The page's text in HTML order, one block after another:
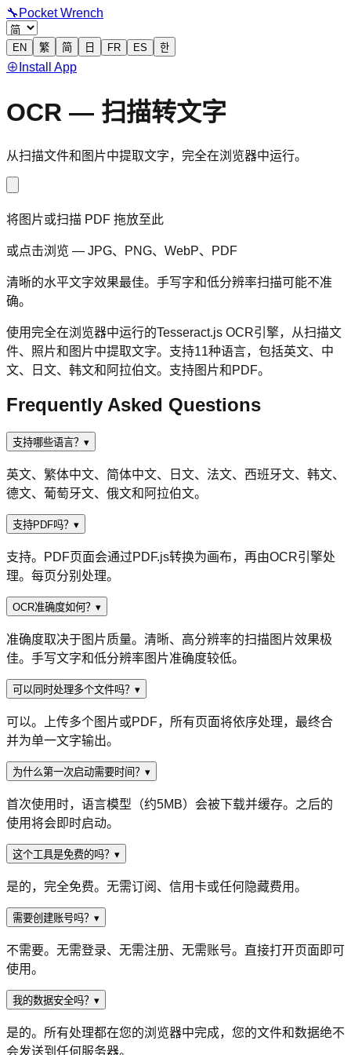
🔧 Pocket Wrench
EN 繁 简 日 FR ES 한
⊕ Install App
OCR — 扫描转文字
从扫描文件和图片中提取文字，完全在浏览器中运行。
将图片或扫描 PDF 拖放至此
或点击浏览 — JPG、PNG、WebP、PDF
清晰的水平文字效果最佳。手写字和低分辨率扫描可能不准
确。
使用完全在浏览器中运行的Tesseract.js OCR引擎，从扫描文
件、照片和图片中提取文字。支持11种语言，包括英文、中
文、日文、韩文和阿拉伯文。支持图片和PDF。
Frequently Asked Questions
支持哪些语言？ ▾
英文、繁体中文、简体中文、日文、法文、西班牙文、韩文、
德文、葡萄牙文、俄文和阿拉伯文。
支持PDF吗？ ▾
支持。PDF页面会通过PDF.js转换为画布，再由OCR引擎处
理。每页分别处理。
OCR准确度如何？ ▾
准确度取决于图片质量。清晰、高分辨率的扫描图片效果极
佳。手写文字和低分辨率图片准确度较低。
可以同时处理多个文件吗？ ▾
可以。上传多个图片或PDF，所有页面将依序处理，最终合
并为单一文字输出。
为什么第一次启动需要时间？ ▾
首次使用时，语言模型（约5MB）会被下载并缓存。之后的
使用将会即时启动。
这个工具是免费的吗？ ▾
是的，完全免费。无需订阅、信用卡或任何隐藏费用。
需要创建账号吗？ ▾
不需要。无需登录、无需注册、无需账号。直接打开页面即可
使用。
我的数据安全吗？ ▾
是的。所有处理都在您的浏览器中完成，您的文件和数据绝不
会发送到任何服务器。